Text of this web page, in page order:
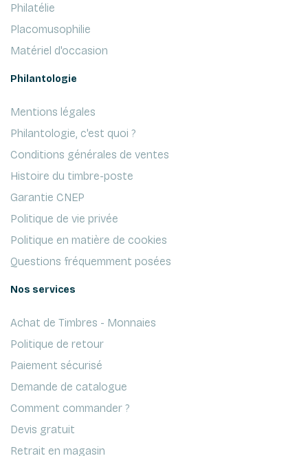
Philatélie
Placomusophilie
Matériel d'occasion
Philantologie
Mentions légales
Philantologie, c'est quoi ?
Conditions générales de ventes
Histoire du timbre-poste
Garantie CNEP
Politique de vie privée
Politique en matière de cookies
Questions fréquemment posées
Nos services
Achat de Timbres - Monnaies
Politique de retour
Paiement sécurisé
Demande de catalogue
Comment commander ?
Devis gratuit
Retrait en magasin